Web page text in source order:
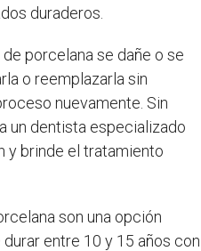
duraderos.
porcelana se dañe o se
o reemplazarla sin
nuevamente. Sin
un dentista especializado
y brinde el tratamiento
son una opción
entre 10 y 15 años con